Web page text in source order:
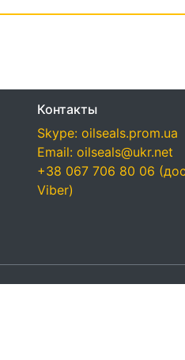
Контакты
Skype: oilseals.prom.ua
Email: oilseals@ukr.net
+38 067 706 80 06
Viber)